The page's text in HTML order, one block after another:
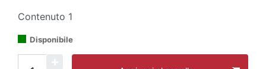
Contenuto 1
Disponibile